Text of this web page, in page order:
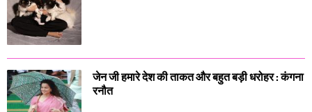
जेन जी हमारे देश की ताकत और बहुत बड़ी धरोहर : कंगना
रनौत